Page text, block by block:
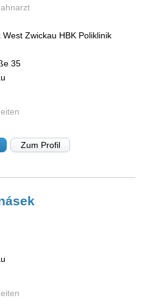
West Zwickau HBK Poliklinik
35
Zum Profil